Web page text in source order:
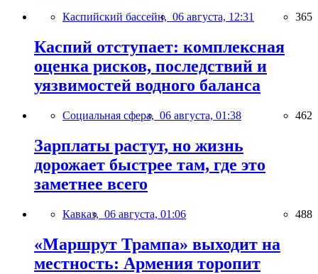
Каспийский бассейн, 06 августа, 12:31 365
Каспий отступает: комплексная
оценка рисков, последствий и
уязвимостей водного баланса
Социальная сфера, 06 августа, 01:38 462
Зарплаты растут, но жизнь
дорожает быстрее там, где это
заметнее всего
Кавказ, 06 августа, 01:06 488
«Маршрут Трампа» выходит на
местность: Армения торопит